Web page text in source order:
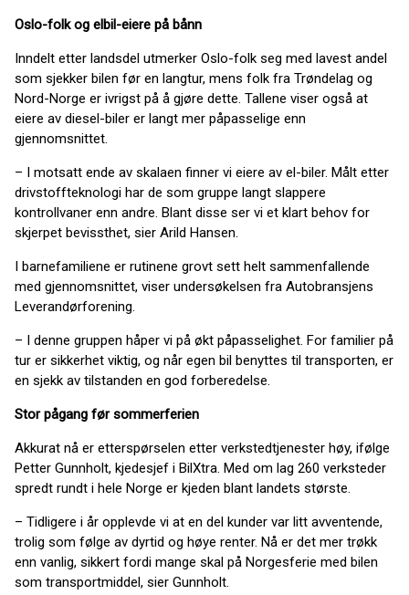
Oslo-folk og elbil-eiere på bånn
Inndelt etter landsdel utmerker Oslo-folk seg med lavest andel
som sjekker bilen før en langtur, mens folk fra Trøndelag og
Nord-Norge er ivrigst på å gjøre dette. Tallene viser også at
eiere av diesel-biler er langt mer påpasselige enn
gjennomsnittet.
– I motsatt ende av skalaen finner vi eiere av el-biler. Målt etter
drivstoffteknologi har de som gruppe langt slappere
kontrollvaner enn andre. Blant disse ser vi et klart behov for
skjerpet bevissthet, sier Arild Hansen.
I barnefamiliene er rutinene grovt sett helt sammenfallende
med gjennomsnittet, viser undersøkelsen fra Autobransjens
Leverandørforening.
– I denne gruppen håper vi på økt påpasselighet. For familier på
tur er sikkerhet viktig, og når egen bil benyttes til transporten, er
en sjekk av tilstanden en god forberedelse.
Stor pågang før sommerferien
Akkurat nå er etterspørselen etter verkstedtjenester høy, ifølge
Petter Gunnholt, kjedesjef i BilXtra. Med om lag 260 verksteder
spredt rundt i hele Norge er kjeden blant landets største.
– Tidligere i år opplevde vi at en del kunder var litt avventende,
trolig som følge av dyrtid og høye renter. Nå er det mer trøkk
enn vanlig, sikkert fordi mange skal på Norgesferie med bilen
som transportmiddel, sier Gunnholt.